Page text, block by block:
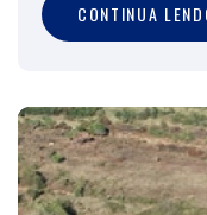
CONTINUA